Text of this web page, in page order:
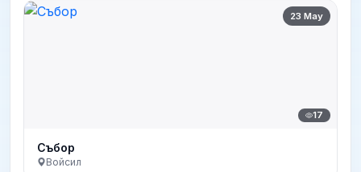
23 May
17
Събор
Войсил